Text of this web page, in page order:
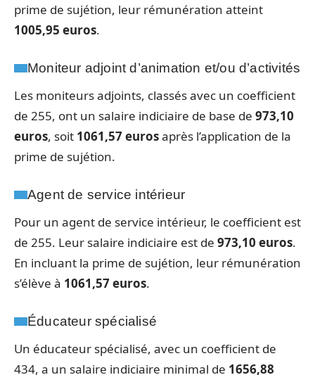
prime de sujétion, leur rémunération atteint
1005,95 euros.
Moniteur adjoint d’animation et/ou d’activités
Les moniteurs adjoints, classés avec un coefficient
de 255, ont un salaire indiciaire de base de 973,10
euros, soit 1061,57 eurosaprès l’application de la
prime de sujétion.
Agent de service intérieur
Pour un agent de service intérieur, le coefficient est
de 255. Leur salaire indiciaire est de 973,10 euros.
En incluant la prime de sujétion, leur rémunération
s’élève à 1061,57 euros.
Éducateur spécialisé
Un éducateur spécialisé, avec un coefficient de
434, a un salaire indiciaire minimal de 1656,88